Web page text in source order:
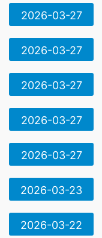
2026-03-27
2026-03-27
2026-03-27
2026-03-27
2026-03-27
2026-03-23
2026-03-22